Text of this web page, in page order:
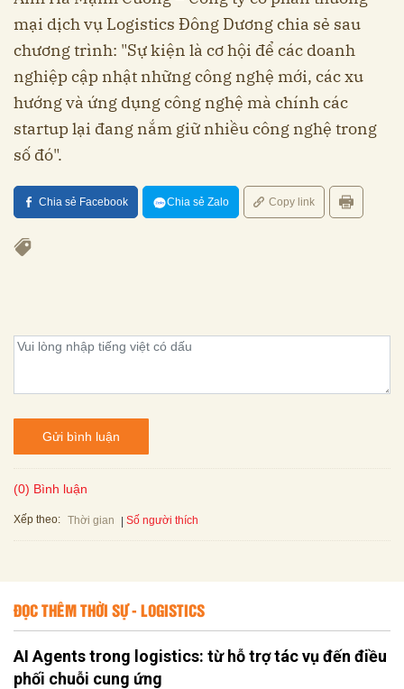
mại dịch vụ Logistics Đông Dương chia sẻ sau
chương trình: "Sự kiện là cơ hội để các doanh
nghiệp cập nhật những công nghệ mới, các xu
hướng và ứng dụng công nghệ mà chính các
startup lại đang nắm giữ nhiều công nghệ trong
số đó".
Chia sẻ Facebook Chia sẻ Zalo Copy link
Gửi bình luận
(0) Bình luận
Xếp theo: Thời gian Số người thích
ĐỌC THÊM THỜI SỰ - LOGISTICS
AI Agents trong logistics: từ hỗ trợ tác vụ đến điều
phối chuỗi cung ứng